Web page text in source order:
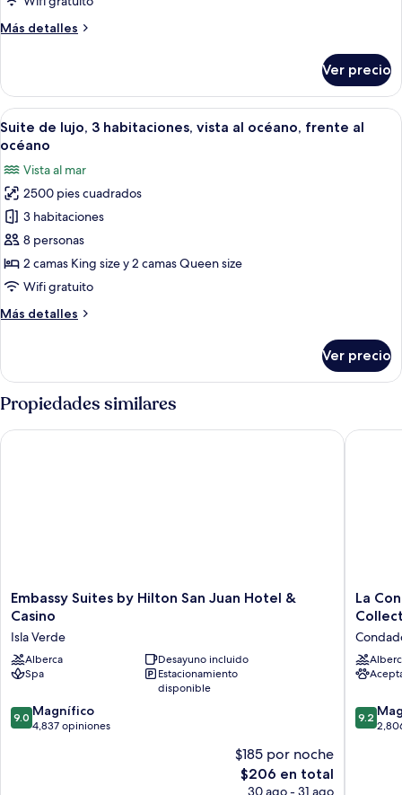
habitaciones,
océano
Más detalles
Más
de
lujo,
3
habitaciones,
al
océano
Ver precio
Abrir
todas
fotos
de
Suite
de
lujo,
3
vista
frente
al
océano
16
Suite de lujo, 3 habitaciones, vista al océano, frente al
océano
Vista al mar
2500 pies cuadrados
3 habitaciones
8 personas
2 camas King size y 2 camas Queen size
Wifi gratuito
Más detalles
Más
de
lujo,
3
habitaciones,
vista
Ver precio
Propiedades similares
Embassy
Suites
Hilton
San
Juan
&
Casino
Embassy Suites by Hilton San Juan Hotel &
Casino
Isla Verde
Alberca
Desayuno incluido
Spa
Estacionamiento
disponible
9.0
de
9.0 Magnífico
4,837 opiniones
$185 por noche
El
precio
$206 en total
30 ago - 31 ago
Embassy Suites by Hilton San Juan Hotel & Casino
La
Concha
Puerto
Rico,
La
9.2
de
9.2
La